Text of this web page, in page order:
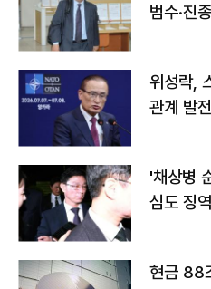
범수·진
위성락,
관계 발
'채상병
심도 징
현금 88